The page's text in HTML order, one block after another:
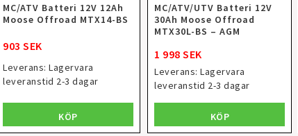
MC/ATV Batteri 12V 12Ah
Moose Offroad MTX14-BS
903 SEK
Leverans:Lagervara
leveranstid 2-3 dagar
KÖP
MC/ATV/UTV Batteri 12V
30Ah Moose Offroad
MTX30L-BS – AGM
1 998 SEK
Leverans:Lagervara
leveranstid 2-3 dagar
KÖP